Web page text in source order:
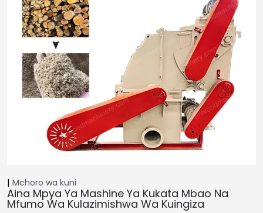
Mchoro wa kuni
Aina Mpya Ya Mashine Ya Kukata Mbao Na
Mfumo Wa Kulazimishwa Wa Kuingiza